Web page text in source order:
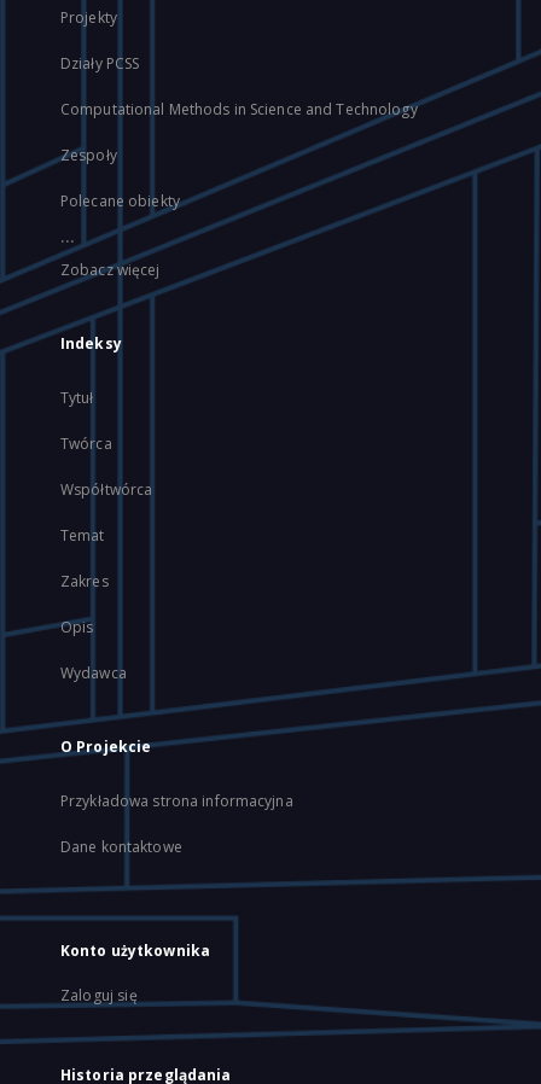
Projekty
Działy PCSS
Computational Methods in Science and Technology
Zespoły
Polecane obiekty
...
Zobacz więcej
Indeksy
Tytuł
Twórca
Współtwórca
Temat
Zakres
Opis
Wydawca
O Projekcie
Przykładowa strona informacyjna
Dane kontaktowe
Konto użytkownika
Zaloguj się
Historia przeglądania